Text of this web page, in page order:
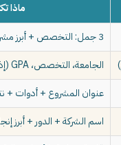
ماذا
3 جمل: التخصص + أبرز مشروع + هدف مهني
الجامعة، التخصص، GPA (إذا 3.5+)، المشاريع البارزة
عنوان المشروع + أدوات +
اسم الشركة + الدور + أبرز